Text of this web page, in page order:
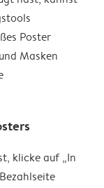
Poster
Masken
klicke auf „In